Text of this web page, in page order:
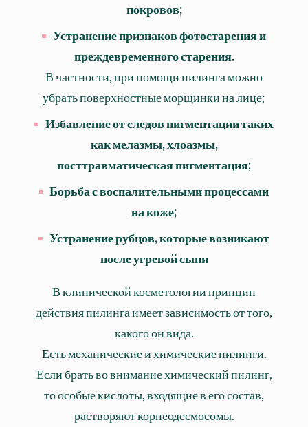
покровов;
Устранение признаков фотостарения и
преждевременного старения.
В частности, при помощи пилинга можно
убрать поверхностные морщинки на лице;
Избавление от следов пигментации таких
как мелазмы, хлоазмы,
посттравматическая пигментация;
Борьба с воспалительными процессами
на коже;
Устранение рубцов, которые возникают
после угревой сыпи
В клинической косметологии принцип
действия пилинга имеет зависимость от того,
какого он вида.
Есть механические и химические пилинги.
Если брать во внимание химический пилинг,
то особые кислоты, входящие в его состав,
растворяют корнеодесмосомы.